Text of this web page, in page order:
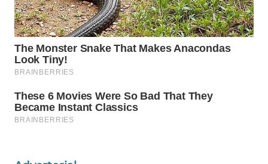
WAHANA
NEWS
WAHANA
TANI
WAHANA
ADVOKAT